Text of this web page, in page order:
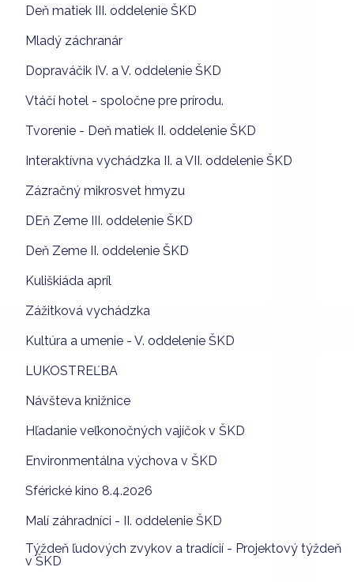
Deň matiek III. oddelenie ŠKD
Mladý záchranár
Dopraváčik IV. a V. oddelenie ŠKD
Vtáčí hotel - spoločne pre prírodu.
Tvorenie - Deň matiek II. oddelenie ŠKD
Interaktívna vychádzka II. a VII. oddelenie ŠKD
Zázračný mikrosvet hmyzu
DEň Zeme III. oddelenie ŠKD
Deň Zeme II. oddelenie ŠKD
Kuliškiáda apríl
Zážitková vychádzka
Kultúra a umenie - V. oddelenie ŠKD
LUKOSTREĽBA
Návšteva knižnice
Hľadanie veľkonočných vajíčok v ŠKD
Environmentálna výchova v ŠKD
Sférické kino 8.4.2026
Malí záhradníci - II. oddelenie ŠKD
Týždeň ľudových zvykov a tradícií - Projektový týždeň
v ŠKD